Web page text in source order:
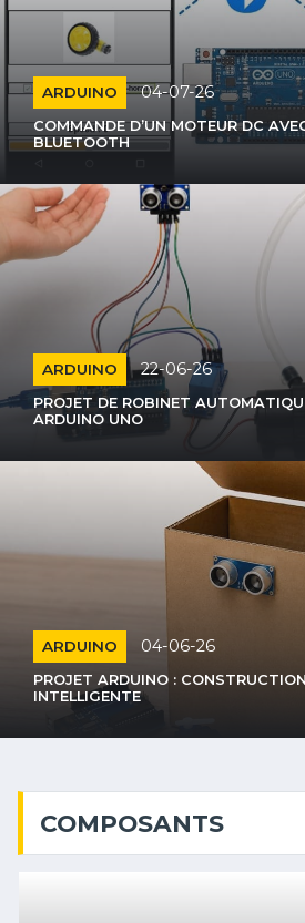
ARDUINO 04-07-26
COMMANDE D’UN MOTEUR DC
BLUETOOTH
ARDUINO 22-06-26
PROJET DE ROBINET
ARDUINO UNO
ARDUINO 04-06-26
PROJET ARDUINO :
INTELLIGENTE
COMPOSANTS